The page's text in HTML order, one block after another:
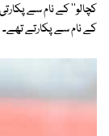
کچالو'' کے نام سے پکارتی
کے نام سے پکارتے تھے۔